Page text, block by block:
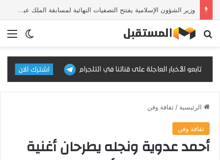
وزير الشؤون الإسلامية يفتتح التصفيات النهائية لمسابقة الملك عبدالعزيز الدولية للقرآن الكريم في دورتها الـ46
الوضع بحث عن
الرئيسية / ثقافة وفن
ثقافة وفن
أحمد عدوية ونجله يطرحان أغنية